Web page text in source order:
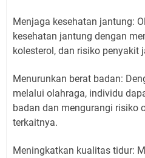
Menjaga kesehatan jantung:
kesehatan jantung dengan
kolesterol, dan risiko penyakit
Menurunkan berat badan:
melalui olahraga, individu
badan dan mengurangi risiko
terkaitnya.
Meningkatkan kualitas tidur: